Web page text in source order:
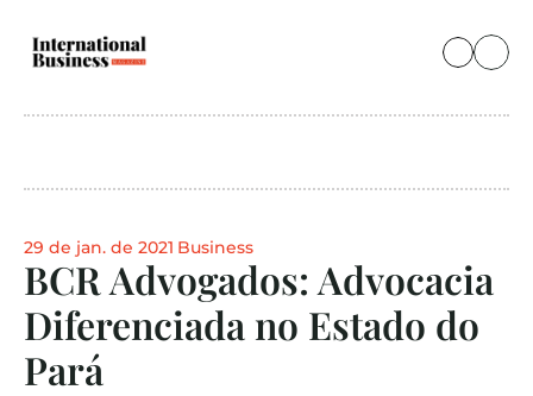
29 de jan. de 2021 Business
BCR Advogados: Advocacia
Diferenciada no Estado do
Pará